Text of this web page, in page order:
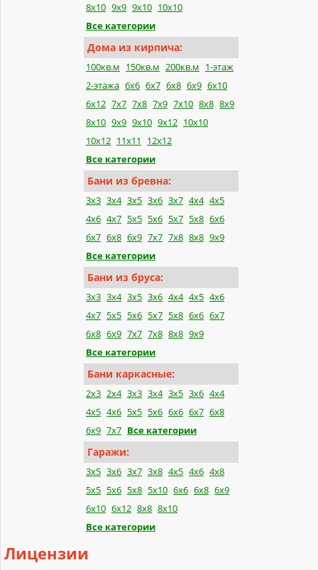
8x10 9x9 9x10 10x10
Все категории
Дома из кирпича:
100кв.м 150кв.м 200кв.м 1-этаж
2-этажа 6x6 6x7 6x8 6x9 6x10
6x12 7x7 7x8 7x9 7x10 8x8 8x9
8x10 9x9 9x10 9x12 10x10
10x12 11x11
12x12
Все категории
Бани из бревна:
3x3 3x4 3x5 3x6 3x7 4x4 4x5
4x6 4x7 5x5 5x6 5x7 5x8 6x6
6x7 6x8 6x9 7x7 7x8 8x8 9x9
Все категории
Бани из бруса:
3x3 3x4 3x5 3x6 4x4 4x5 4x6
4x7 5x5 5x6 5x7 5x8 6x6 6x7
6x8 6x9 7x7 7x8 8x8 9x9
Все категории
Бани каркасные:
2x3 2x4 3x3 3x4 3x5 3x6 4x4
4x5 4x6 5x5 5x6 6x6 6x7 6x8
6x9 7x7 Все категории
Гаражи:
3x5 3x6 3x7 3x8 4x5 4x6 4x8
5x5 5x6 5x8 5x10 6x6 6x8 6x9
6x10 6x12 8x8 8x10
Все категории
Лицензии